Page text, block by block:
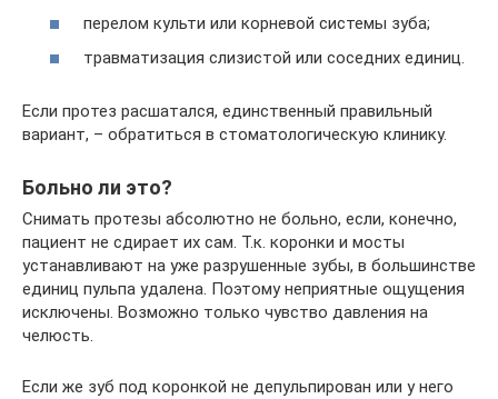
перелом культи или корневой системы зуба;
травматизация слизистой или соседних единиц.
Если протез расшатался, единственный правильный
вариант, – обратиться в стоматологическую клинику.
Больно ли это?
Снимать протезы абсолютно не больно, если, конечно,
пациент не сдирает их сам. Т.к. коронки и мосты
устанавливают на уже разрушенные зубы, в большинстве
единиц пульпа удалена. Поэтому неприятные ощущения
исключены. Возможно только чувство давления на
челюсть.
Если же зуб под коронкой не депульпирован или у него